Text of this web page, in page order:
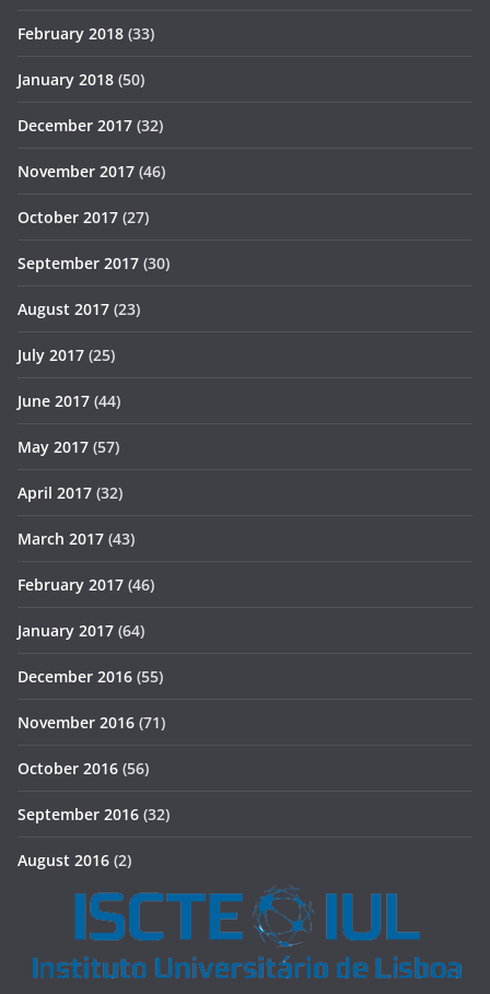
February 2018 (33)
January 2018 (50)
December 2017 (32)
November 2017 (46)
October 2017 (27)
September 2017 (30)
August 2017 (23)
July 2017 (25)
June 2017 (44)
May 2017 (57)
April 2017 (32)
March 2017 (43)
February 2017 (46)
January 2017 (64)
December 2016 (55)
November 2016 (71)
October 2016 (56)
September 2016 (32)
August 2016 (2)